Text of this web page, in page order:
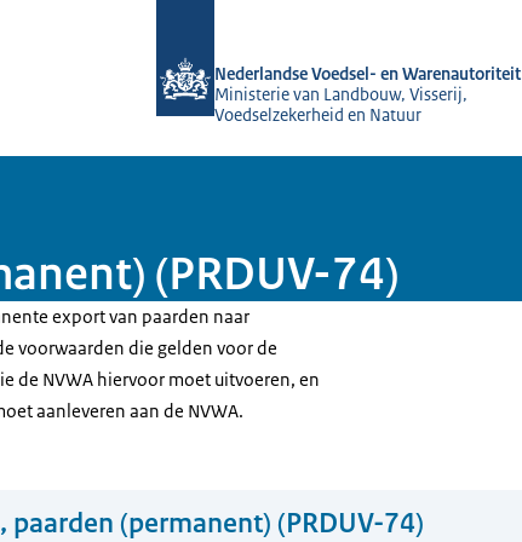
Nederlandse Voedsel- en Warenautoriteit
Ministerie van Landbouw, Visserij,
Voedselzekerheid en Natuur
(PRDUV-74)
export van paarden naar
voorwaarden die gelden voor de
de NVWA hiervoor moet uitvoeren, en
aanleveren aan de NVWA.
paarden (permanent) (PRDUV-74)